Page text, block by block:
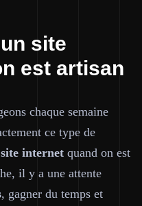
site
est artisan
chaque semaine
ce type de
site internet quand on est
il y a une attente
, gagner du temps et